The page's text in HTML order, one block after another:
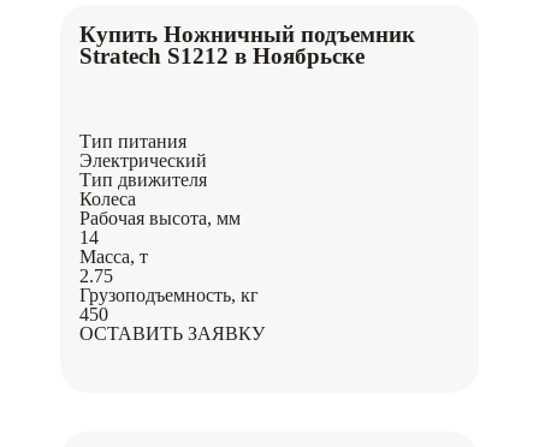
Купить Ножничный подъемник
Stratech S1212 в Ноябрьске
Тип питания
Электрический
Тип движителя
Колеса
Рабочая высота, мм
14
Масса, т
2.75
Грузоподъемность, кг
450
ОСТАВИТЬ ЗАЯВКУ